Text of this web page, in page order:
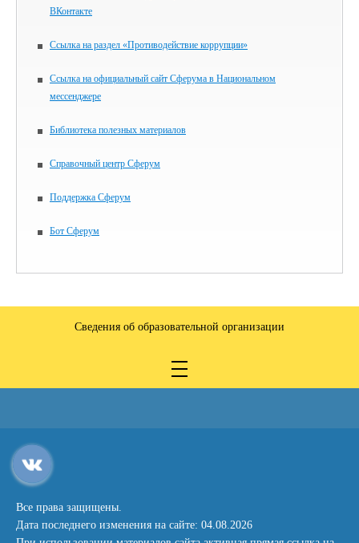
ВКонтакте
Ссылка на раздел «Противодействие коррупции»
Ссылка на официальный сайт Сферума в Национальном
мессенджере
Библиотека полезных материалов
Справочный центр Сферум
Поддержка Сферум
Бот Сферум
Сведения об образовательной организации
Все права защищены.
Дата последнего изменения на сайте: 04.08.2026